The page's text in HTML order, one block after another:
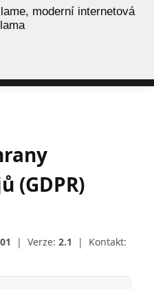
moderní internetová